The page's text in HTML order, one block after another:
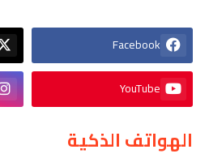
Facebook
YouTube
الهواتف الذكية